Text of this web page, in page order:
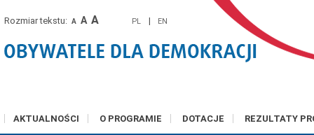
Rozmiar tekstu: A A A PL | EN
AKTUALNOŚCI O PROGRAMIE DOTACJE REZULTATY